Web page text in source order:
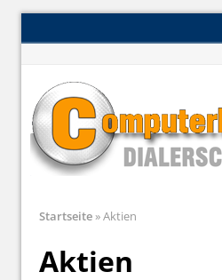
Startseite»Aktien
Aktien